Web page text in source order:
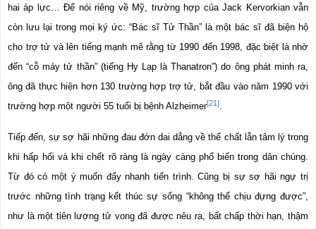
hai áp lực… Để nói riêng về Mỹ, trường hợp của Jack Kervorkian vẫn
còn lưu lại trong mọi ký ức: “Bác sĩ Tử Thần” là một bác sĩ đã biện hộ
cho trợ tử và lên tiếng mạnh mẽ rằng từ 1990 đến 1998, đặc biệt là nhờ
đến “cỗ máy tử thần” (tiếng Hy Lạp là Thanatron”) do ông phát minh ra,
ông đã thực hiện hơn 130 trường hợp trợ tử, bắt đầu vào năm 1990 với
trường hợp một người 55 tuổi bị bệnh Alzheimer[21]
Tiếp đến, sự sợ hãi những đau đớn dai dẳng về thể chất lẫn tâm lý trong
khi hấp hối và khi chết rõ ràng là ngày càng phổ biến trong dân chúng.
Từ đó có một ý muốn đẩy nhanh tiến trình. Cũng bị sự sợ hãi ngự trị
trước những tình trạng kết thúc sự sống “không thể chịu đựng được”,
như là một tiên lượng tử vong đã được nêu ra, bất chấp thời hạn, thậm